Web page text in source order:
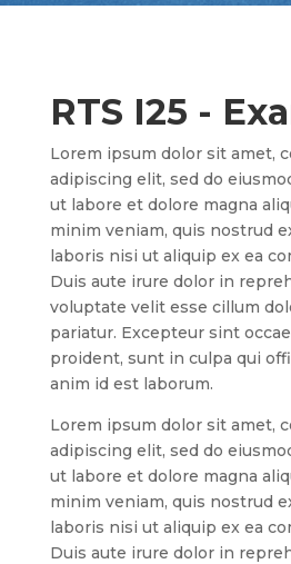
RTS I25 -
Lorem ipsum dolor sit amet,
adipiscing elit, sed do
ut labore et dolore magna
minim veniam, quis nostrud
laboris nisi ut aliquip ex ea
Duis aute irure dolor in
voluptate velit esse cillum
pariatur. Excepteur sint
proident, sunt in culpa qui
anim id est laborum.
Lorem ipsum dolor sit amet,
adipiscing elit, sed do
ut labore et dolore magna
minim veniam, quis nostrud
laboris nisi ut aliquip ex ea
Duis aute irure dolor in